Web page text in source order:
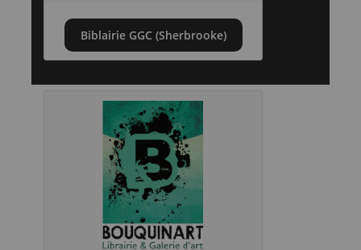
Biblairie GGC (Sherbrooke)